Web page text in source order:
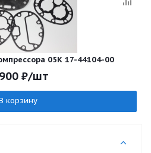
05К 17-44104-00
₽/шт
корзину